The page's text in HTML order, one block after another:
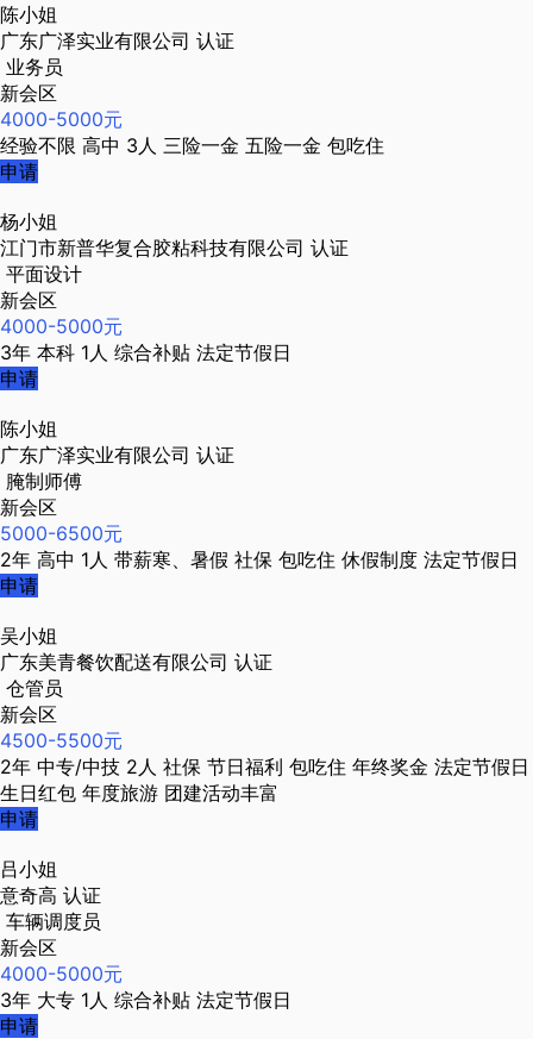
陈小姐
广东广泽实业有限公司 认证
业务员
新会区
4000-5000元
经验不限 高中 3人 三险一金 五险一金 包吃住
申请
杨小姐
江门市新普华复合胶粘科技有限公司 认证
平面设计
新会区
4000-5000元
3年 本科 1人 综合补贴 法定节假日
申请
陈小姐
广东广泽实业有限公司 认证
腌制师傅
新会区
5000-6500元
2年 高中 1人 带薪寒、暑假 社保 包吃住 休假制度 法定节假日
申请
吴小姐
广东美青餐饮配送有限公司 认证
仓管员
新会区
4500-5500元
2年 中专/中技 2人 社保 节日福利 包吃住 年终奖金 法定节假日
生日红包 年度旅游 团建活动丰富
申请
吕小姐
意奇高 认证
车辆调度员
新会区
4000-5000元
3年 大专 1人 综合补贴 法定节假日
申请